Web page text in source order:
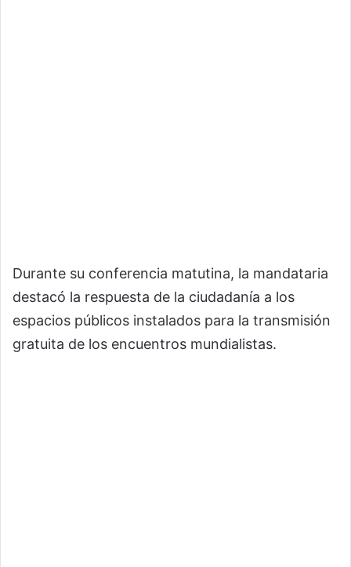
Durante su conferencia matutina, la mandataria
destacó la respuesta de la ciudadanía a los
espacios públicos instalados para la transmisión
gratuita de los encuentros mundialistas.